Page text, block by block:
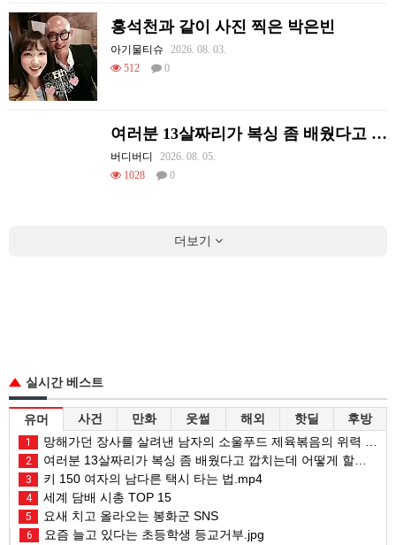
홍석천과 같이 사진 찍은 박은빈
아기물티슈
2026. 08. 03.
512
0
여러분 13살짜리가 복싱 좀 배웠다고 깝치는데 어떻게 할까요?
버디버디
2026. 08. 05.
1028
0
더보기
실시간 베스트
유머 사건 만화 웃썰 해외 핫딜 후방
1 망해가던 장사를 살려낸 남자의 소울푸드 제육볶음의 위력 ㅋㅋ
2 여러분 13살짜리가 복싱 좀 배웠다고 깝치는데 어떻게 할까요?
3 키 150 여자의 남다른 택시 타는 법.mp4
4 세계 담배 시총 TOP 15
5 요새 치고 올라오는 봉화군 SNS
6 요즘 늘고 있다는 초등학생 등교거부.jpg